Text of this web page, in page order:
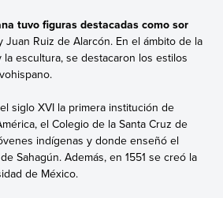
tuvo figuras destacadas como sor
Juan Ruiz de Alarcón. En el ámbito de la
escultura, se destacaron los estilos
siglo XVI la primera institución de
el Colegio de la Santa Cruz de
indígenas y donde enseñó el
Sahagún. Además, en 1551 se creó la
de México.